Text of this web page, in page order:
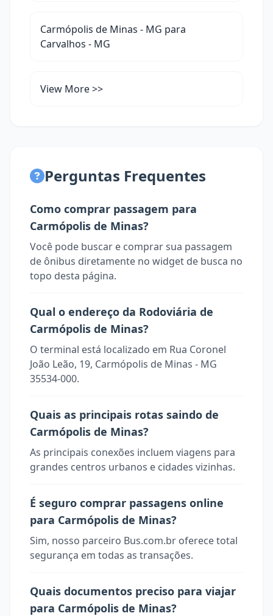
Carmópolis de Minas - MG para
Carvalhos - MG
View More >>
Perguntas Frequentes
Como comprar passagem para
Carmópolis de Minas?
Você pode buscar e comprar sua passagem
de ônibus diretamente no widget de busca no
topo desta página.
Qual o endereço da Rodoviária de
Carmópolis de Minas?
O terminal está localizado em Rua Coronel
João Leão, 19, Carmópolis de Minas - MG
35534-000.
Quais as principais rotas saindo de
Carmópolis de Minas?
As principais conexões incluem viagens para
grandes centros urbanos e cidades vizinhas.
É seguro comprar passagens online
para Carmópolis de Minas?
Sim, nosso parceiro Bus.com.br oferece total
segurança em todas as transações.
Quais documentos preciso para viajar
para Carmópolis de Minas?